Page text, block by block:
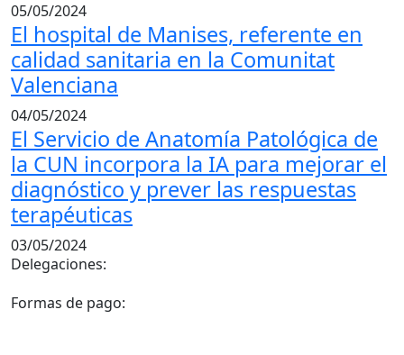
05/05/2024
El hospital de Manises, referente en
calidad sanitaria en la Comunitat
Valenciana
04/05/2024
El Servicio de Anatomía Patológica de
la CUN incorpora la IA para mejorar el
diagnóstico y prever las respuestas
terapéuticas
03/05/2024
Delegaciones:
Formas de pago: